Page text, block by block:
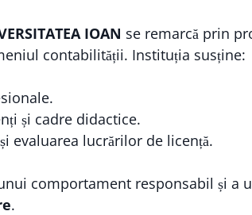
IOAN se remarcă prin
contabilității. Instituția susține:
și cadre didactice.
evaluarea lucrărilor de licență.
comportament responsabil și a
.